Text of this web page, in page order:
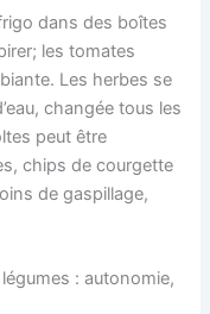
dans des boîtes
les tomates
Les herbes se
changée tous les
peut être
chips de courgette
de gaspillage,
: autonomie,